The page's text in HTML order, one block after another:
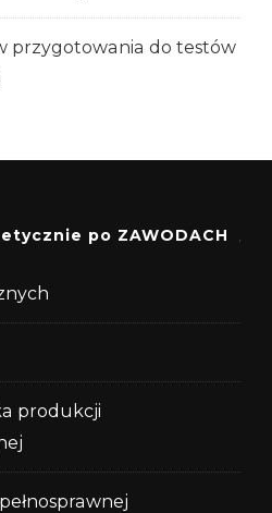
przygotowania do testów
po ZAWODACH
produkcji